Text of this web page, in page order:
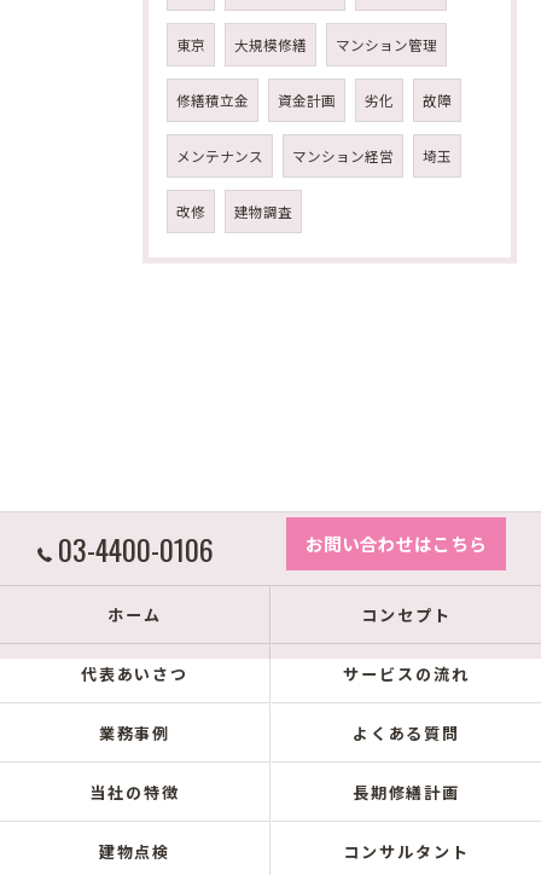
東京 大規模修繕 マンション管理
修繕積立金 資金計画 劣化 故障
メンテナンス マンション経営 埼玉
改修 建物調査
03-4400-0106 お問い合わせはこちら
ホーム コンセプト
代表あいさつ サービスの流れ
業務事例 よくある質問
当社の特徴 長期修繕計画
建物点検 コンサルタント